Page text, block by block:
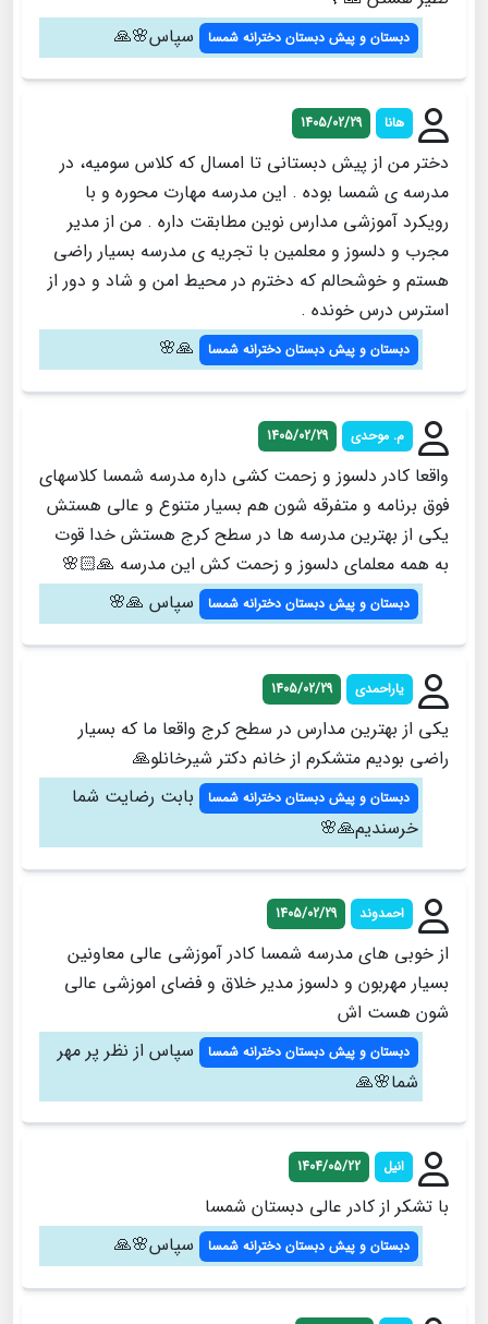
دبستان و پیش دبستان دخترانه شمسا سپاس🌸🙏
هانا 1405/02/29
دختر من از پیش دبستانی تا امسال که کلاس سومیه، در
مدرسه ی شمسا بوده . این مدرسه مهارت محوره و با
رویکرد آموزشی مدارس نوین مطابقت داره . من از مدیر
مجرب و دلسوز و معلمین با تجریه ی مدرسه بسیار راضی
هستم و خوشحالم که دخترم در محیط امن و شاد و دور از
استرس درس خونده .
دبستان و پیش دبستان دخترانه شمسا 🙏🌸
م. موحدی 1405/02/29
واقعا کادر دلسوز و زحمت کشی داره مدرسه شمسا کلاسهای
فوق برنامه و متفرقه شون هم بسیار متنوع و عالی هستش
یکی از بهترین مدرسه ها در سطح کرج هستش خدا قوت
به همه معلمای دلسوز و زحمت کش این مدرسه 🙏🏻🌸
دبستان و پیش دبستان دخترانه شمسا سپاس 🙏🌸
یاراحمدی 1405/02/29
یکی از بهترین مدارس در سطح کرج واقعا ما که بسیار
راضی بودیم متشکرم از خانم دکتر شیرخانلو🙏
دبستان و پیش دبستان دخترانه شمسا
بابت رضایت شما
خرسندیم🙏🌸
احمدوند 1405/02/29
از خوبی های مدرسه شمسا کادر آموزشی عالی معاونین
بسیار مهربون و دلسوز مدیر خلاق و فضای اموزشی عالی
شون هست اش
دبستان و پیش دبستان دخترانه شمسا
سپاس از نظر پر مهر
شما🌸🙏
انیل 1404/05/22
با تشکر از کادر عالی دبستان شمسا
دبستان و پیش دبستان دخترانه شمسا سپاس🌸🙏